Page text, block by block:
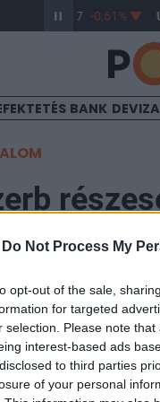
Do Not Process My
opt-out of the sale,
for targeted
selection. Please note
interest-based ads
to third parties
of your personal
363,17 -0,61%
BANK DEVIZA
szeptember 5-én
100
az utóbbi